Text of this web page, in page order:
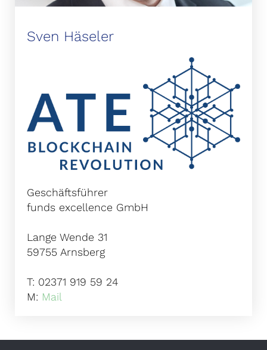
Sven Häseler
Geschäftsführer
funds excellence GmbH
Lange Wende 31
59755 Arnsberg
T: 02371 919 59 24
M: Mail